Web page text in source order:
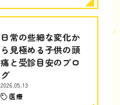
日常の些細な変化か
ら見極める子供の頭
痛と受診目安のブロ
グ
2026.05.13
医療